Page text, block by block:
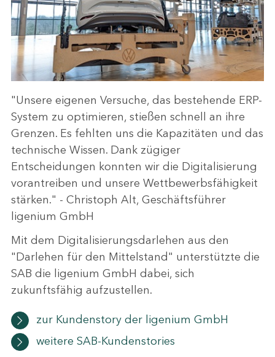
"Unsere eigenen Versuche, das bestehende ERP-
System zu optimieren, stießen schnell an ihre
Grenzen. Es fehlten uns die Kapazitäten und das
technische Wissen. Dank zügiger
Entscheidungen konnten wir die Digitalisierung
vorantreiben und unsere Wettbewerbsfähigkeit
stärken." - Christoph Alt, Geschäftsführer
ligenium GmbH
Mit dem Digitalisierungsdarlehen aus den
"Darlehen für den Mittelstand" unterstützte die
SAB die ligenium GmbH dabei, sich
zukunftsfähig aufzustellen.
zur Kundenstory der ligenium GmbH
weitere SAB-Kundenstories